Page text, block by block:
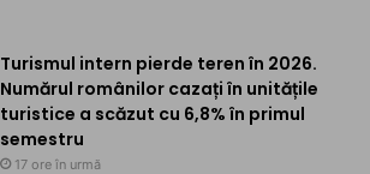
Turismul intern pierde teren în 2026.
Numărul românilor cazați în unitățile
turistice a scăzut cu 6,8% în primul
semestru
17 ore în urmă